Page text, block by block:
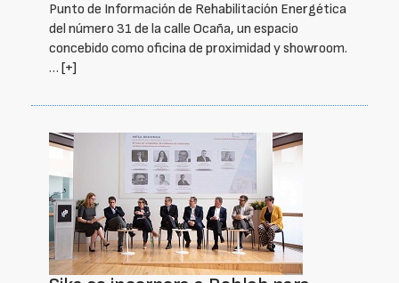
Punto de Información de Rehabilitación Energética
del número 31 de la calle Ocaña, un espacio
concebido como oficina de proximidad y showroom.
… [+]